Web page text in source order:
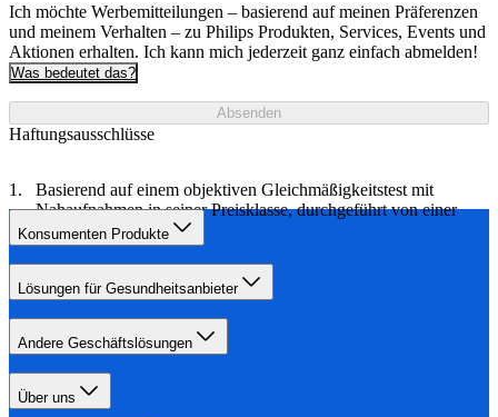
Ich möchte Werbemitteilungen – basierend auf meinen Präferenzen
und meinem Verhalten – zu Philips Produkten, Services, Events und
Aktionen erhalten. Ich kann mich jederzeit ganz einfach abmelden!
Was bedeutet das?
Absenden
Haftungsausschlüsse
Basierend auf einem objektiven Gleichmäßigkeitstest mit
Nahaufnahmen in seiner Preisklasse, durchgeführt von einer
unabhängigen Agentur.
Konsumenten Produkte
Lösungen für Gesundheitsanbieter
Andere Geschäftslösungen
Über uns